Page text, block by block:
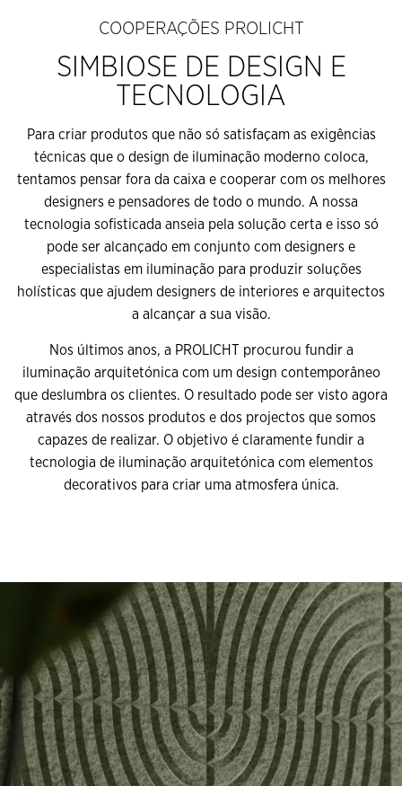
COOPERAÇÕES PROLICHT
SIMBIOSE DE DESIGN E
TECNOLOGIA
Para criar produtos que não só satisfaçam as exigências
técnicas que o design de iluminação moderno coloca,
tentamos pensar fora da caixa e cooperar com os melhores
designers e pensadores de todo o mundo. A nossa
tecnologia sofisticada anseia pela solução certa e isso só
pode ser alcançado em conjunto com designers e
especialistas em iluminação para produzir soluções
holísticas que ajudem designers de interiores e arquitectos
a alcançar a sua visão.
Nos últimos anos, a PROLICHT procurou fundir a
iluminação arquitetónica com um design contemporâneo
que deslumbra os clientes. O resultado pode ser visto agora
através dos nossos produtos e dos projectos que somos
capazes de realizar. O objetivo é claramente fundir a
tecnologia de iluminação arquitetónica com elementos
decorativos para criar uma atmosfera única.